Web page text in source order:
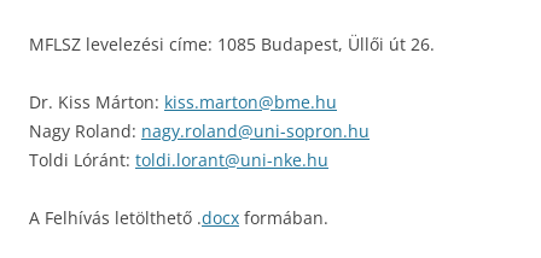
MFLSZ levelezési címe: 1085 Budapest, Üllői út 26.
Dr. Kiss Márton: kiss.marton@bme.hu
Nagy Roland: nagy.roland@uni-sopron.hu
Toldi Lóránt: toldi.lorant@uni-nke.hu
A Felhívás letölthető .docx formában.